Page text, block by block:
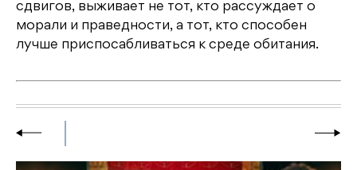
сдвигов, выживает не тот, кто рассуждает о
морали и праведности, а тот, кто способен
лучше приспосабливаться к среде обитания.